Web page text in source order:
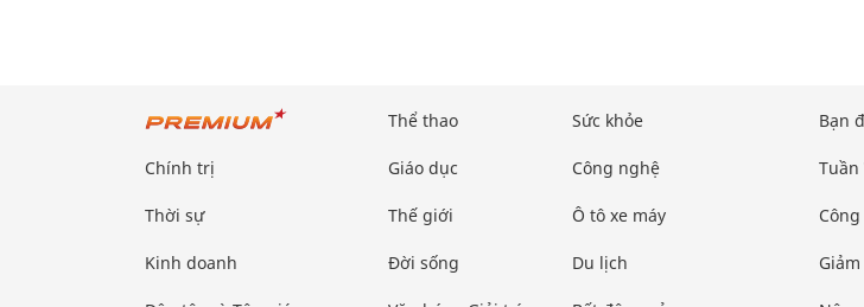
Chính trị
Thời sự
Kinh doanh
Thể thao
Giáo dục
Thế giới
Đời sống
Sức khỏe
Công nghệ
Ô tô xe máy
Du lịch
Bạn
Tuần